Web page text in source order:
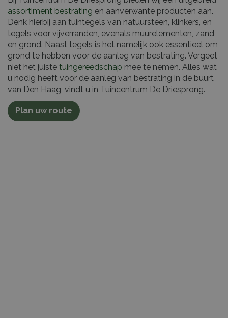
assortiment bestrating en aanverwante producten aan.
Denk hierbij aan tuintegels van natuursteen, klinkers, en
tegels voor vijverranden, evenals muurelementen, zand
en grond. Naast tegels is het namelijk ook essentieel om
grond te hebben voor de aanleg van bestrating. Vergeet
niet het juiste tuingereedschap mee te nemen. Alles wat
u nodig heeft voor de aanleg van bestrating in de buurt
van Den Haag, vindt u in Tuincentrum De Driesprong.
Plan uw route